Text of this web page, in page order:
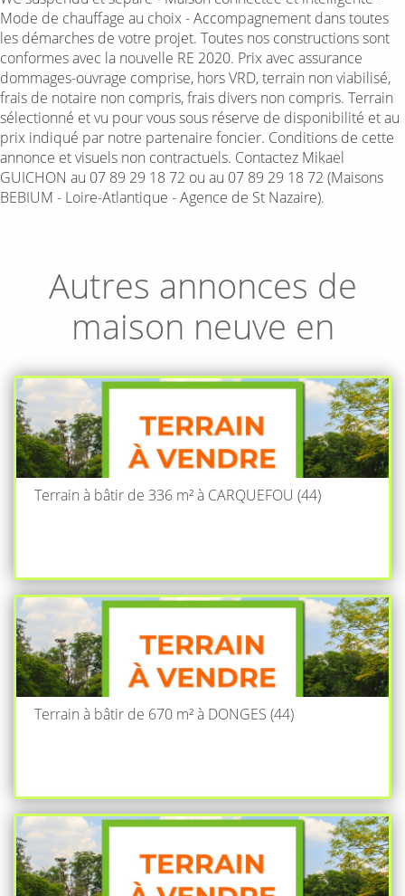
Mode de chauffage au choix - Accompagnement dans toutes
les démarches de votre projet. Toutes nos constructions sont
conformes avec la nouvelle RE 2020. Prix avec assurance
dommages-ouvrage comprise, hors VRD, terrain non viabilisé,
frais de notaire non compris, frais divers non compris. Terrain
sélectionné et vu pour vous sous réserve de disponibilité et au
prix indiqué par notre partenaire foncier. Conditions de cette
annonce et visuels non contractuels. Contactez Mikael
GUICHON au 07 89 29 18 72 ou au 07 89 29 18 72 (Maisons
BEBIUM - Loire-Atlantique - Agence de St Nazaire).
Autres annonces de
maison neuve en
Terrain à bâtir de 336 m² à CARQUEFOU (44)
Terrain à bâtir de 670 m² à DONGES (44)